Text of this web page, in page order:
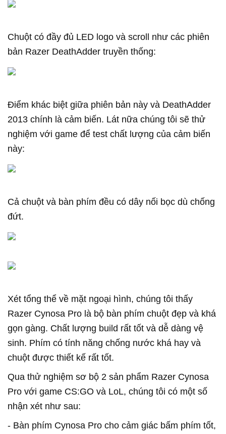
Chuột có đầy đủ LED logo và scroll như các phiên
bản Razer DeathAdder truyền thống:
Điểm khác biệt giữa phiên bản này và DeathAdder
2013 chính là cảm biến. Lát nữa chúng tôi sẽ thử
nghiệm với game để test chất lượng của cảm biến
này:
Cả chuột và bàn phím đều có dây nối bọc dù chống
đứt.
Xét tổng thể về mặt ngoại hình, chúng tôi thấy
Razer Cynosa Pro là bộ bàn phím chuột đẹp và khá
gọn gàng. Chất lượng build rất tốt và dễ dàng vệ
sinh. Phím có tính năng chống nước khá hay và
chuột được thiết kế rất tốt.
Qua thử nghiệm sơ bộ 2 sản phẩm Razer Cynosa
Pro với game CS:GO và LoL, chúng tôi có một số
nhận xét như sau:
- Bàn phím Cynosa Pro cho cảm giác bấm phím tốt,